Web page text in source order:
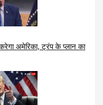
अमेरिका, ट्रंप के प्लान का